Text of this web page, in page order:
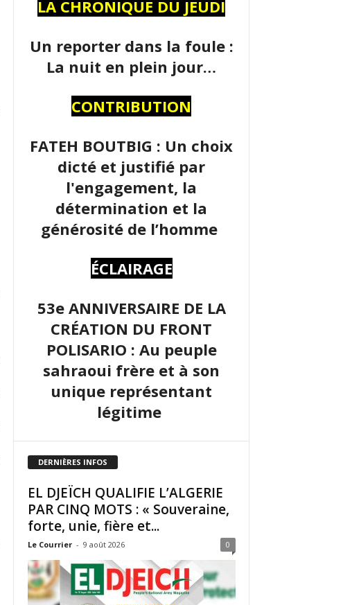
LA CHRONIQUE DU JEUDI
Un reporter dans la foule :
La nuit en plein jour…
CONTRIBUTION
FATEH BOUTBIG : Un choix
dicté et justifié par
l'engagement, la
détermination et la
générosité de l’homme
ÉCLAIRAGE
53e ANNIVERSAIRE DE LA
CRÉATION DU FRONT
POLISARIO : Au peuple
sahraoui frère et à son
unique représentant
légitime
DERNIÈRES INFOS
EL DJEÏCH QUALIFIE L’ALGERIE
PAR CINQ MOTS : « Souveraine,
forte, unie, fière et...
Le Courrier - 9 août 2026 0